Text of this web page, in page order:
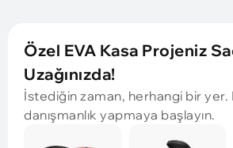
Özel EVA Kasa Projeniz
Uzağınızda!
İstediğin zaman, herhangi bir
danışmanlık yapmaya başlayın.